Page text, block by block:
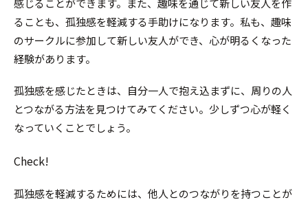
感じることができます。また、趣味を通じて新しい友人を作
ることも、孤独感を軽減する手助けになります。私も、趣味
のサークルに参加して新しい友人ができ、心が明るくなった
経験があります。
孤独感を感じたときは、自分一人で抱え込まずに、周りの人
とつながる方法を見つけてみてください。少しずつ心が軽く
なっていくことでしょう。
Check!
孤独感を軽減するためには、他人とのつながりを持つことが